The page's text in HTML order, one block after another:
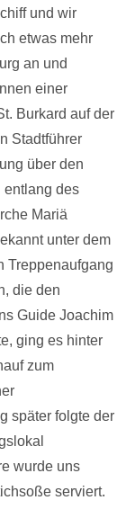
und wir
etwas mehr
an und
einer
Burkard auf der
Stadtführer
über den
entlang des
Mariä
unter dem
Treppenaufgang
die den
Guide Joachim
ging es hinter
zum
später folgte der
wurde uns
serviert.